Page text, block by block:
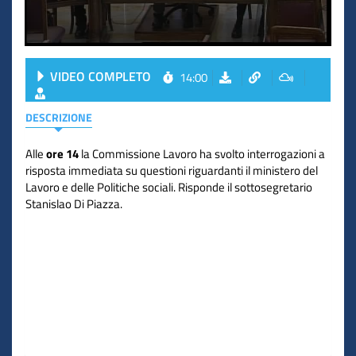
VIDEO COMPLETO 14:00
DESCRIZIONE
Alleore 14la Commissione Lavoro ha svolto interrogazioni a
risposta immediata su questioni riguardanti il ministero del
Lavoro e delle Politiche sociali. Risponde il sottosegretario
Stanislao Di Piazza.